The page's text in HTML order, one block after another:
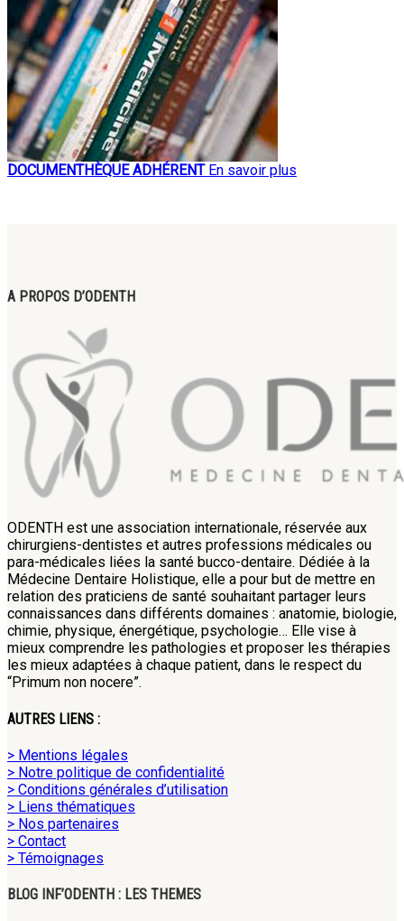
DOCUMENTHÈQUE ADHÉRENT En savoir plus
A PROPOS D’ODENTH
ODENTH est une association internationale, réservée aux
chirurgiens-dentistes et autres professions médicales ou
para-médicales liées la santé bucco-dentaire. Dédiée à la
Médecine Dentaire Holistique, elle a pour but de mettre en
relation des praticiens de santé souhaitant partager leurs
connaissances dans différents domaines : anatomie, biologie,
chimie, physique, énergétique, psychologie… Elle vise à
mieux comprendre les pathologies et proposer les thérapies
les mieux adaptées à chaque patient, dans le respect du
“Primum non nocere”.
AUTRES LIENS :
> Mentions légales
> Notre politique de confidentialité
> Conditions générales d’utilisation
> Liens thématiques
> Nos partenaires
> Contact
> Témoignages
BLOG INF’ODENTH : LES THEMES